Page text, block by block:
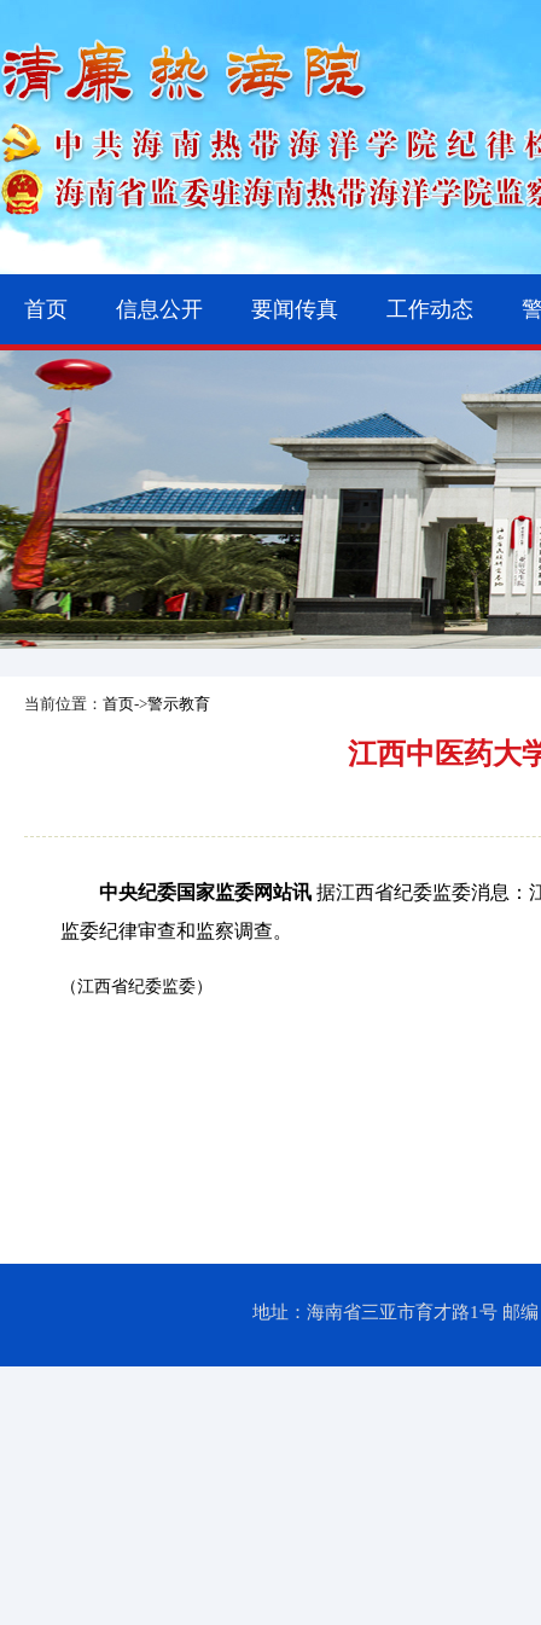
首页 信息公开 要闻传真 工作动态
当前位置： 首页->警示教育
江西中医药大
中央纪委国家监委网站讯 据江西省纪委监委消息：
监委纪律审查和监察调查。
（江西省纪委监委）
地址：海南省三亚市育才路1号 邮